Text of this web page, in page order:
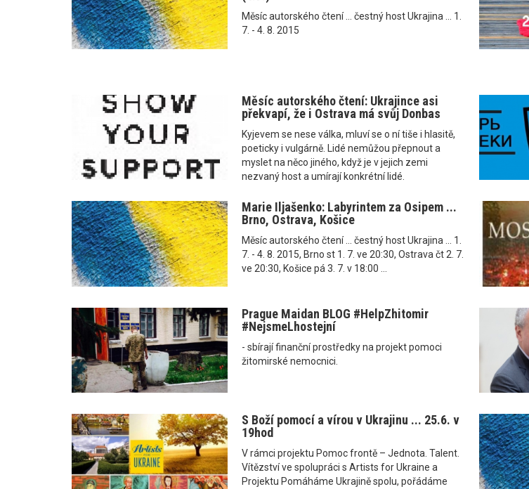
Měsíc autorského čtení ... čestný host Ukrajina ... 1.
7. - 4. 8. 2015
Měsíc autorského čtení: Ukrajince asi
překvapí, že i Ostrava má svůj Donbas
Kyjevem se nese válka, mluví se o ní tiše i hlasitě,
poeticky i vulgárně. Lidé nemůžou přepnout a
myslet na něco jiného, když je v jejich zemi
nezvaný host a umírají konkrétní lidé.
Marie Iljašenko: Labyrintem za Osipem ...
Brno, Ostrava, Košice
Měsíc autorského čtení ... čestný host Ukrajina ... 1.
7. - 4. 8. 2015, Brno st 1. 7. ve 20:30, Ostrava čt 2. 7.
ve 20:30, Košice pá 3. 7. v 18:00 ...
Prague Maidan BLOG ‪#‎HelpZhitomir‬
‪#‎NejsmeLhostejní‬
- sbírají finanční prostředky na projekt pomoci
žitomirské nemocnici.
S Boží pomocí a vírou v Ukrajinu ... 25.6. v
19hod
V rámci projektu Pomoc frontě – Jednota. Talent.
Vítězství ve spolupráci s Artists for Ukraine a
Projektu Pomáháme Ukrajině spolu, pořádáme